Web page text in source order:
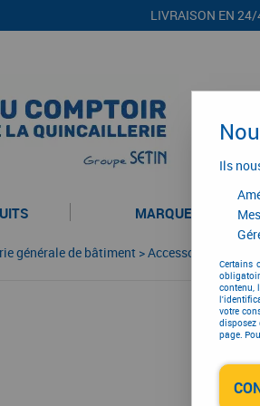
LIVRAISON EN 24/
MARQUES
générale de bâtiment >Accessoires pour
Ils
Certains
contenu,
votre
disposez
page.